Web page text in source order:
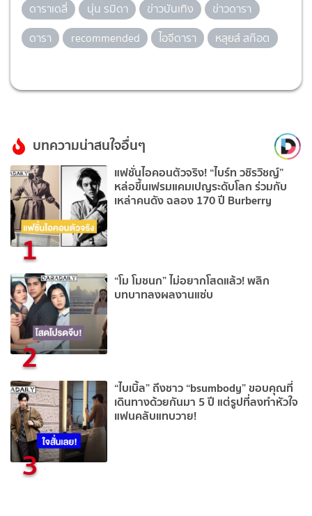
ดาราเดลี่ นุ่น รมิดา ข่าวบันเทิง
ข่าวดารา
ดารา
recommended ไอจีดารา หลุยส์ สก๊อต
บทความน่าสนใจอื่นๆ
1
แฟชั่นไอคอนตัวจริง! “ไบร์ท วชิรวิชญ์”
หล่อขึ้นเฟรมแคมเปญระดับโลก ร่วมกับ
เหล่าคนดัง ฉลอง 170 ปี Burberry
2
“โม โมชนก” ไม่อยากโสดแล้ว! พลิก
บทบาทลงผลงานแซ่บ
3
“ไบเบิ้ล” ถึงชาว “bsumbody” ขอบคุณที่
เดินทางด้วยกันมา 5 ปี แต่รูปที่ลงทำหัวใจ
แฟนคลับแทบวาย!